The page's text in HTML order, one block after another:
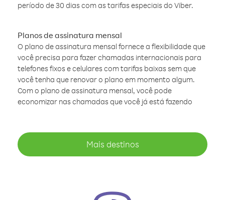
período de 30 dias com as tarifas especiais do Viber.
Planos de assinatura mensal
O plano de assinatura mensal fornece a flexibilidade que
você precisa para fazer chamadas internacionais para
telefones fixos e celulares com tarifas baixas sem que
você tenha que renovar o plano em momento algum.
Com o plano de assinatura mensal, você pode
economizar nas chamadas que você já está fazendo
Mais destinos